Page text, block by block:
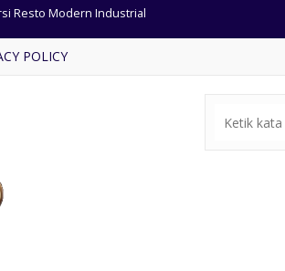
Cafe Dudukan Bundar Jati
Tamu Jati Minimalis Antik
Meja Makan Jumbo Kursi 6
Konsole Ukiran Mewah
POLICY